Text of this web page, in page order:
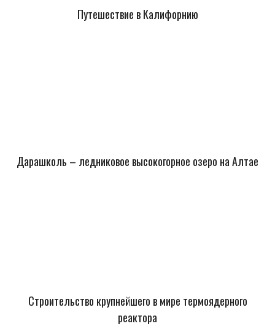
Путешествие в Калифорнию
Дарашколь – ледниковое высокогорное озеро на Алтае
Строительство крупнейшего в мире термоядерного
реактора